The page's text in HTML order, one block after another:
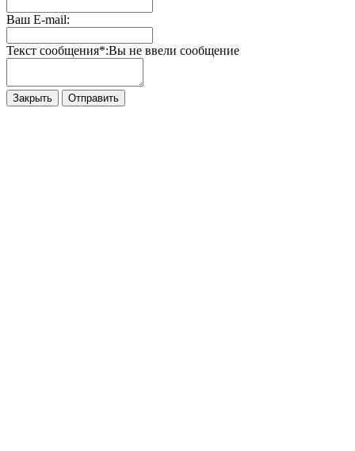
Ваш E-mail:
Текст сообщения*:Вы не ввели сообщение
Закрыть Отправить